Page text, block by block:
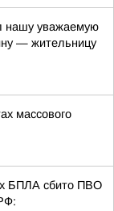
нашу уважаемую
— жительницу
массового
БПЛА сбито ПВО